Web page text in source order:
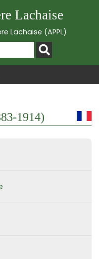
Lachaise
Lachaise (APPL)
1914)